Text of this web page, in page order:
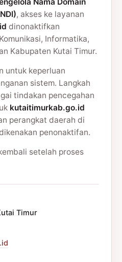
, akses ke layanan
dinonaktifkan
Informatika,
Kabupaten Kutai Timur.
untuk keperluan
sistem. Langkah
tindakan pencegahan
kutaitimurkab.go.id
perangkat daerah di
penonaktifan.
setelah proses
Timur